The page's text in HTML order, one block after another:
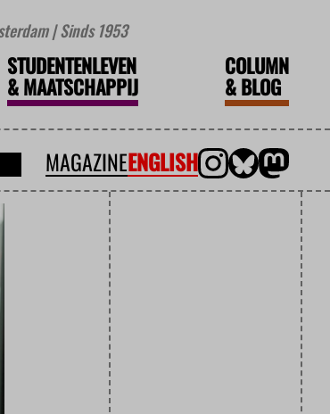
| Sinds 1953
STUDENTENLEVEN
&MAATSCHAPPIJ
COLUMN
&BLOG
MAGAZINEENGLISH